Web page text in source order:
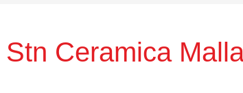
Stn Ceramica